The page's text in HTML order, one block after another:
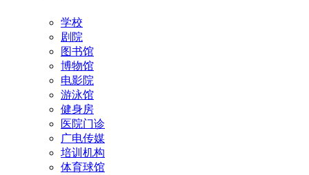
学校
剧院
图书馆
博物馆
电影院
游泳馆
健身房
医院门诊
广电传媒
培训机构
体育球馆